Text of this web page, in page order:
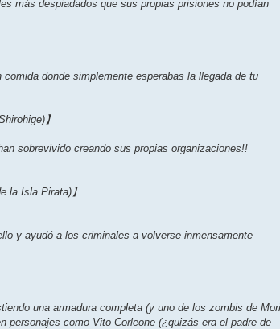
más despiadados que sus propias prisiones no podían
donde simplemente esperabas la llegada de tu
】
sobrevivido creando sus propias organizaciones!!
la Isla Pirata)】
y ayudó a los criminales a volverse inmensamente
una armadura completa (y uno de los zombis de
personajes como Vito Corleone (¿quizás era el padre de